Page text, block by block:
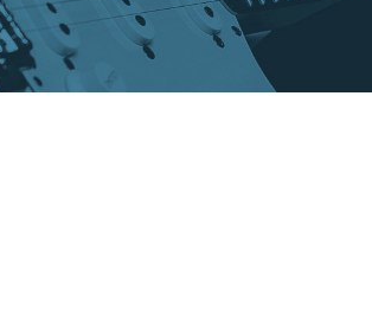
bluesnews Nr. 01 - 50
Leserservice